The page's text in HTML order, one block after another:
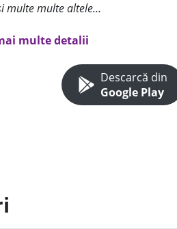
multe multe altele...
multe detalii
Descarcă din
Google Play